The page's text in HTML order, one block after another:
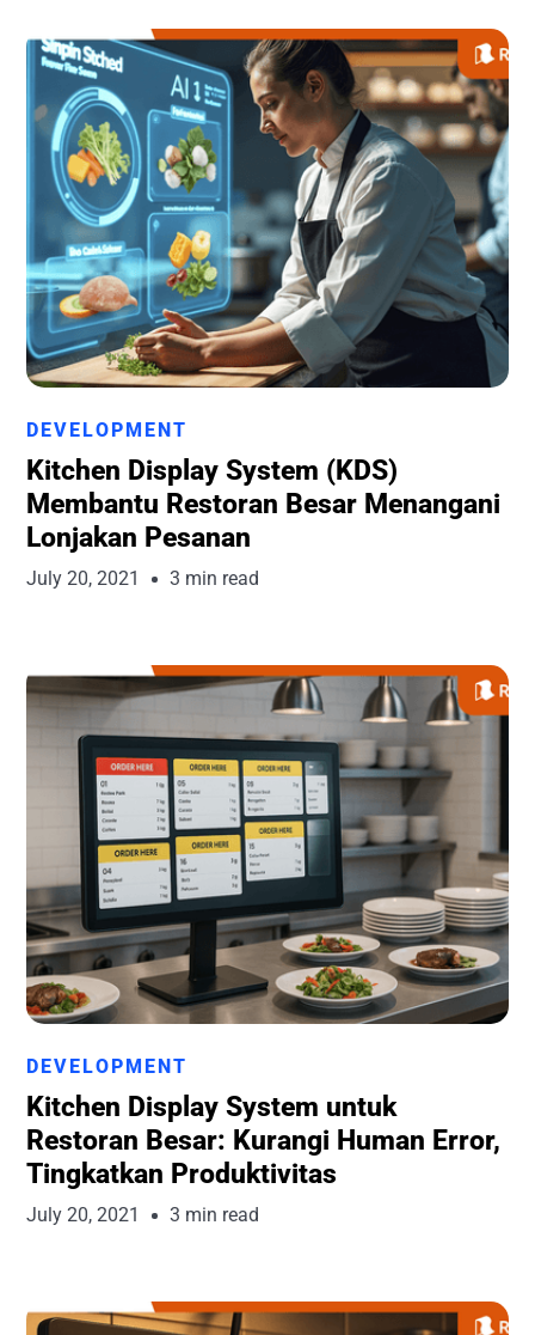
Runchise Team
DEVELOPMENT
Kitchen Display System (KDS)
Membantu Restoran Besar Menangani
Lonjakan Pesanan
July 20, 2021 3 min read
Runchise Team
DEVELOPMENT
Kitchen Display System untuk
Restoran Besar: Kurangi Human Error,
Tingkatkan Produktivitas
July 20, 2021 3 min read